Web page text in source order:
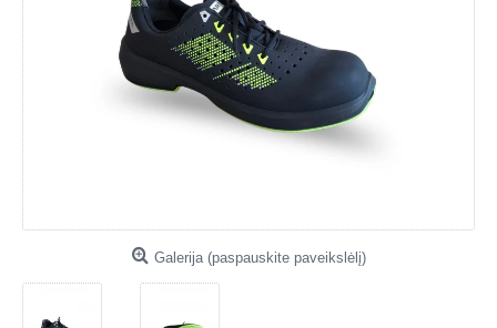
Galerija (paspauskite paveikslėlį)